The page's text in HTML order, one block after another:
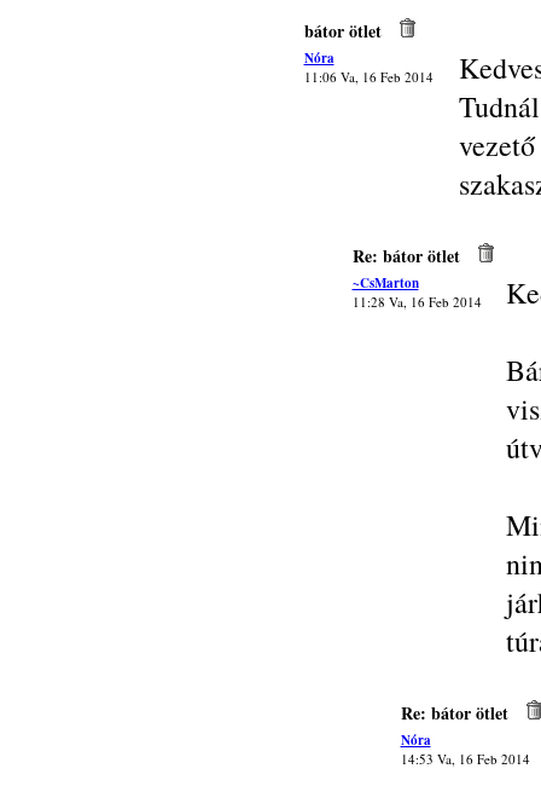
bátor ötlet
Nóra
11:06 Va, 16 Feb 2014
Re: bátor ötlet
~CsMarton
11:28 Va, 16 Feb 2014
Re: bátor ötlet
Nóra
14:53 Va, 16 Feb 2014